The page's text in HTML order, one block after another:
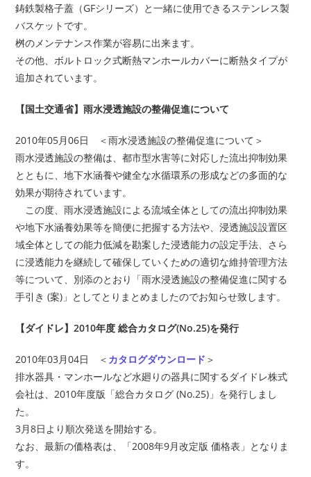
鋳鉄製格子蓋（GFシリーズ）と一緒に使用できるステンレス製
バスケットです。
桝のメンテナンス作業が容易に出来ます。
その他、ボルトロック式断熱マンホールカバーに断熱タイプが
追加されています。
【国土交通省】雨水浸透施設の整備促進について
2010年05月06日 ＜雨水浸透施設の整備促進について＞
雨水浸透施設の整備は、都市型水害等に対応した流出抑制効果
とともに、地下水涵養や健全な水循環系の形成などの多面的な
効果が期待されています。
この度、雨水浸透施設による流域全体としての流出抑制効果
や地下水涵養効果等を簡便に把握する方法や、浸透施設設置区
域全体としての能力低減を勘案した浸透能力の設定手法、さら
に浸透能力を継続して確保していくための適切な維持管理方法
等について、別添のとおり「雨水浸透施設の整備促進に関する
手引き (案)」としてとりまとめましたのでお知らせ致します。
【ダイドレ】2010年度 総合カタログ(No.25)を発行
2010年03月04日 ＜ カタログダウンロード ＞
排水器具・マンホールなど水廻りの器具に関するダイドレ株式
会社は、2010年度版「総合カタログ (No.25)」を発行しまし
た。
3月8日より順次発送を開始する。
なお、最新の価格表は、「2008年9月改定版 価格表」となりま
す。